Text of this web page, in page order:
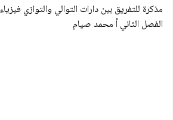
مذكرة للتفريق بين دارات التوالي والتوازي
الفصل الثاني أ محمد صيام